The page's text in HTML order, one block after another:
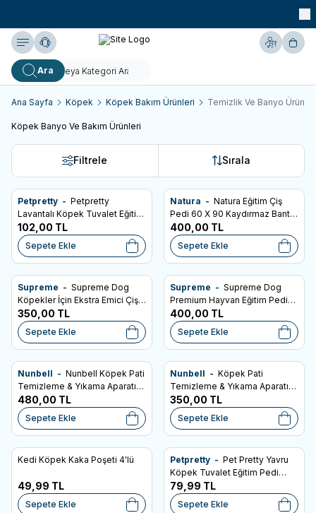
Yardım
Ara
Hesabım
Ana Sayfa Köpek Köpek Bakım Ürünleri Temizlik Ve Banyo
Köpek Banyo Ve Bakım Ürünleri
Filtrele Sırala
Favorilere Ekle
Petpretty - Petpretty
Lavantalı Köpek Tuvalet Eğitim
Pedi 60 X 90 Cm 10'Lu
102,00 TL
Sepete Ekle
Favorilere Ekle
Natura - Natura Eğitim Çiş
Pedi 60 X 90 Kaydırmaz Bantlı
30 Lu
400,00 TL
Sepete Ekle
Favorilere Ekle
Supreme - Supreme Dog
Köpekler İçin Ekstra Emici Çiş
Eğitim Pedi 60x90cm (30'lu)
350,00 TL
Sepete Ekle
Favorilere Ekle
Supreme - Supreme Dog
Premium Hayvan Eğitim Pedi
30 lu Paket - (4 Katlı Pet)
400,00 TL
Sepete Ekle
Favorilere Ekle
Nunbell - Nunbell Köpek Pati
Temizleme & Yıkama Aparatı
Büyük Boy
480,00 TL
Sepete Ekle
Favorilere Ekle
Nunbell - Köpek Pati
Temizleme & Yıkama Aparatı
Küçük Boy
350,00 TL
Sepete Ekle
Favorilere Ekle
Kedi Köpek Kaka Poşeti 4'lü
49,99 TL
Sepete Ekle
Favorilere Ekle
Petpretty - Pet Pretty Yavru
Köpek Tuvalet Eğitim Pedi
60x90 cm 10 Lu
79,99 TL
Sepete Ekle